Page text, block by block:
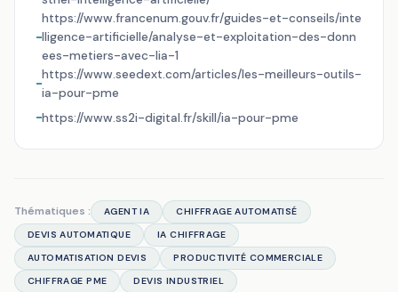
https://www.francenum.gouv.fr/guides-et-conseils/inte
lligence-artificielle/analyse-et-exploitation-des-donn
ees-metiers-avec-lia-1
https://www.seedext.com/articles/les-meilleurs-outils-
ia-pour-pme
https://www.ss2i-digital.fr/skill/ia-pour-pme
Thématiques : AGENT IA
CHIFFRAGE AUTOMATISÉ
DEVIS AUTOMATIQUE
IA CHIFFRAGE
AUTOMATISATION DEVIS
PRODUCTIVITÉ COMMERCIALE
CHIFFRAGE PME
DEVIS INDUSTRIEL